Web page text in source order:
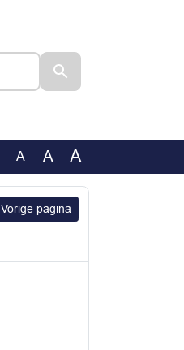
A A A
Vorige pagina